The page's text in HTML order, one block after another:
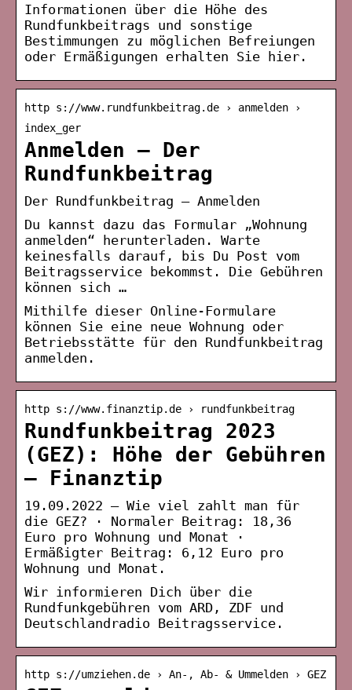
Informationen über die Höhe des
Rundfunkbeitrags und sonstige
Bestimmungen zu möglichen Befreiungen
oder Ermäßigungen erhalten Sie hier.
http s://www.rundfunkbeitrag.de › anmelden ›
index_ger
Anmelden – Der
Rundfunkbeitrag
Der Rundfunkbeitrag – Anmelden
Du kannst dazu das Formular „Wohnung
anmelden“ herunterladen. Warte
keinesfalls darauf, bis Du Post vom
Beitragsservice bekommst. Die Gebühren
können sich …
Mithilfe dieser Online-Formulare
können Sie eine neue Wohnung oder
Betriebsstätte für den Rundfunkbeitrag
anmelden.
http s://www.finanztip.de › rundfunkbeitrag
Rundfunkbeitrag 2023
(GEZ): Höhe der Gebühren
– Finanztip
19.09.2022 — Wie viel zahlt man für
die GEZ? · Normaler Beitrag: 18,36
Euro pro Wohnung und Monat ·
Ermäßigter Beitrag: 6,12 Euro pro
Wohnung und Monat.
Wir informieren Dich über die
Rundfunkgebühren vom ARD, ZDF und
Deutschlandradio Beitragsservice.
http s://umziehen.de › An-, Ab- & Ummelden › GEZ